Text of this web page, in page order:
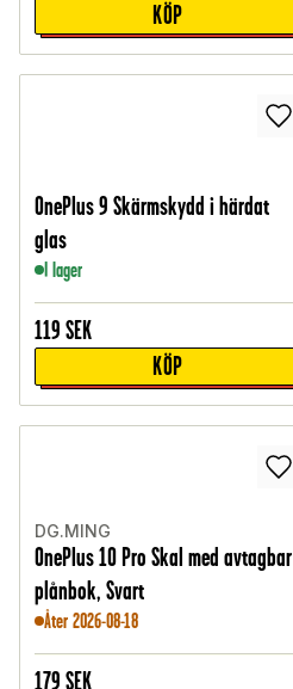
KÖP
OnePlus 9 Skärmskydd i härdat
glas
I lager
119 SEK
KÖP
DG.MING
OnePlus 10 Pro Skal med avtagbar
plånbok, Svart
Åter 2026-08-18
179 SEK